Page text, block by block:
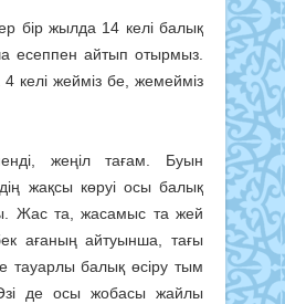
бір жылда 14 келі балық
есеппен айтып отырмыз.
келі жейміз бе, жемейміз
жеңіл тағам. Буын
жақсы көруі осы балық
Жас та, жасамыс та жей
ағаның айтуынша, тағы
тауарлы балық өсіру тым
де осы жобасы жайлы